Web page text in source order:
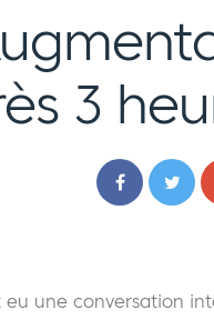
3
eu une conversation